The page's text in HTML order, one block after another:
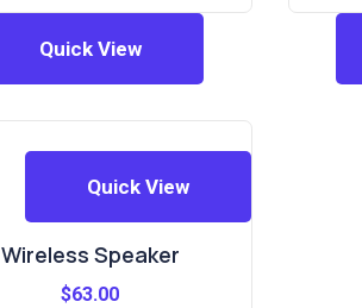
Quick View
Quick View
Wireless Speaker
$63.00